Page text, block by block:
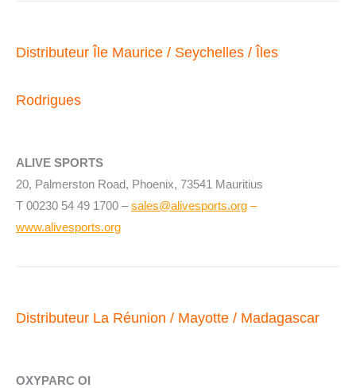
Distributeur Île Maurice / Seychelles / Îles
Rodrigues
ALIVE SPORTS
20, Palmerston Road, Phoenix, 73541 Mauritius
T 00230 54 49 1700 –sales@alivesports.org –
www.alivesports.org
Distributeur La Réunion / Mayotte / Madagascar
OXYPARC OI